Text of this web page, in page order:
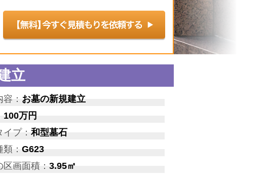
立
： お墓の新規建立
100万円
イプ：和型墓石
： G623
画面積： 3.95㎡